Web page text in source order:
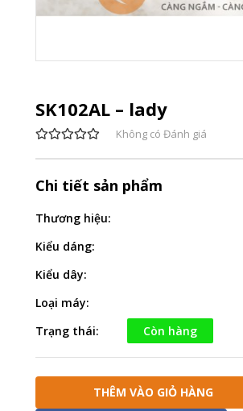
SK102AL – lady
Không có Đánh giá
Chi tiết sản phẩm
Thương hiệu:
Kiểu dáng:
Kiểu dây:
Loại máy:
Trạng thái:
Còn hàng
THÊM VÀO GIỎ HÀNG